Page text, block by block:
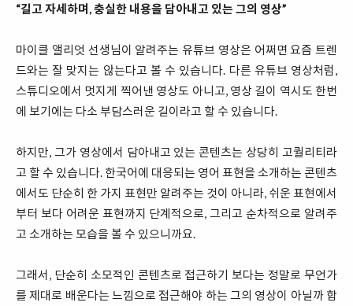
“길고 자세하며, 충실한 내용을 담아내고 있는 그의 영상”
마이클 앨리엇 선생님이 알려주는 유튜브 영상은 어쩌면 요즘 트렌
드와는 잘 맞지는 않는다고 볼 수 있습니다. 다른 유튜브 영상처럼,
스튜디오에서 멋지게 찍어낸 영상도 아니고, 영상 길이 역시도 한번
에 보기에는 다소 부담스러운 길이라고 할 수 있습니다.
하지만, 그가 영상에서 담아내고 있는 콘텐츠는 상당히 고퀄리티라
고 할 수 있습니다. 한국어에 대응되는 영어 표현을 소개하는 콘텐츠
에서도 단순히 한 가지 표현만 알려주는 것이 아니라, 쉬운 표현에서
부터 보다 어려운 표현까지 단계적으로, 그리고 순차적으로 알려주
고 소개하는 모습을 볼 수 있으니까요.
그래서, 단순히 소모적인 콘텐츠로 접근하기 보다는 정말로 무언가
를 제대로 배운다는 느낌으로 접근해야 하는 그의 영상이 아닐까 합